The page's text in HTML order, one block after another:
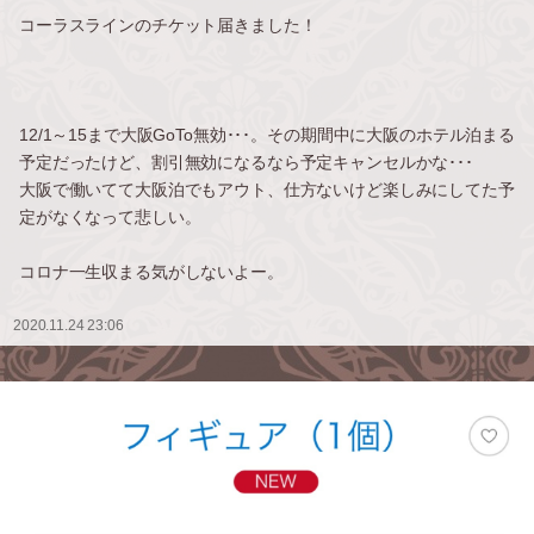
コーラスラインのチケット届きました！
12/1～15まで大阪GoTo無効･･･。その期間中に大阪のホテル泊まる
予定だったけど、割引無効になるなら予定キャンセルかな･･･
大阪で働いてて大阪泊でもアウト、仕方ないけど楽しみにしてた予
定がなくなって悲しい。
コロナ一生収まる気がしないよー。
2020.11.24 23:06